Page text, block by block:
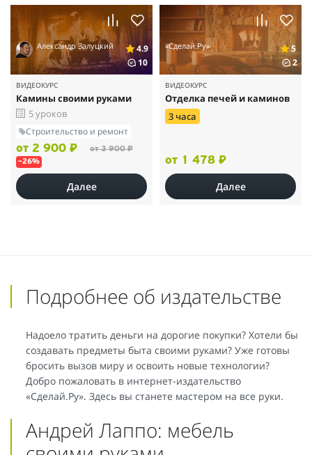
Александр Залуцкий
4.9
10
ВИДЕОКУРС
Камины своими руками
5 уроков
Строительство и ремонт
от 2 900 ₽ от 3 900 ₽
–26%
Далее
«Сделай.Ру»
5
2
ВИДЕОКУРС
Отделка печей и каминов
3 часа
от 1 478 ₽
Далее
Подробнее об издательстве
Надоело тратить деньги на дорогие покупки? Хотели бы
создавать предметы быта своими руками? Уже готовы
бросить вызов миру и освоить новые технологии?
Добро пожаловать в интернет-издательство
«Сделай.Ру». Здесь вы станете мастером на все руки.
Андрей Лаппо: мебель